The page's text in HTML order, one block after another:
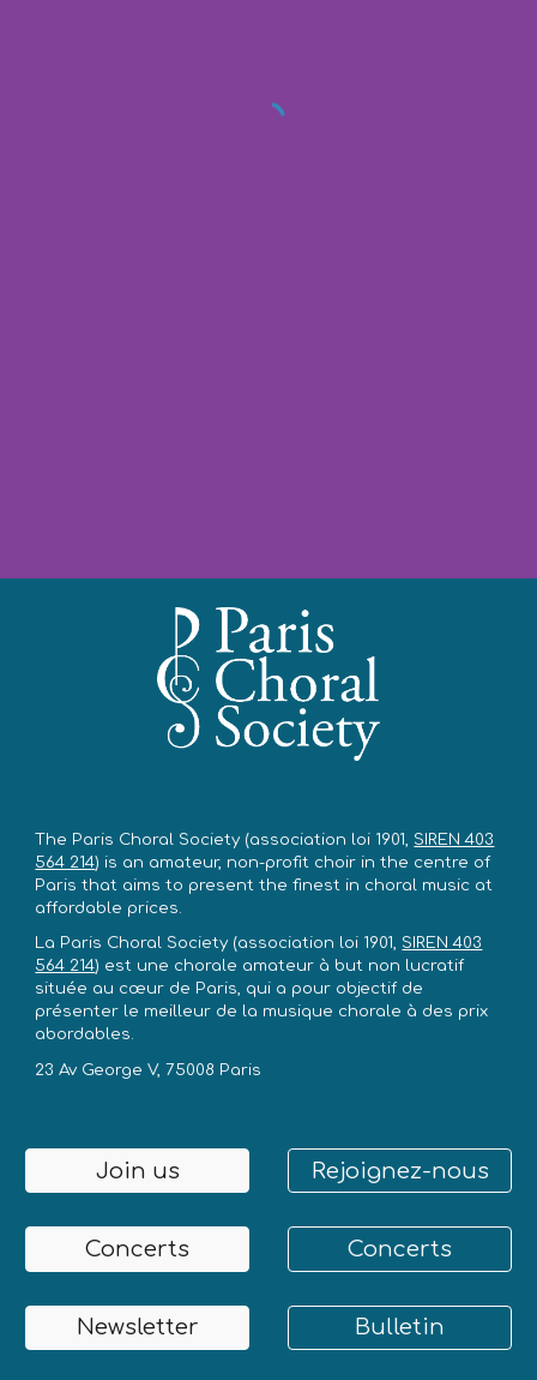
The Paris Choral Society (association loi 1901, SIREN 403
564 214) is an amateur, non-profit choir in the centre of
Paris that aims to present the finest in choral music at
affordable prices.
La Paris Choral Society (association loi 1901, SIREN 403
564 214) est une chorale amateur à but non lucratif
située au cœur de Paris, qui a pour objectif de
présenter le meilleur de la musique chorale à des prix
abordables.
23 Av George V, 75008 Paris
Join us
Concerts
Newsletter
Rejoignez-nous
Concerts
Bulletin